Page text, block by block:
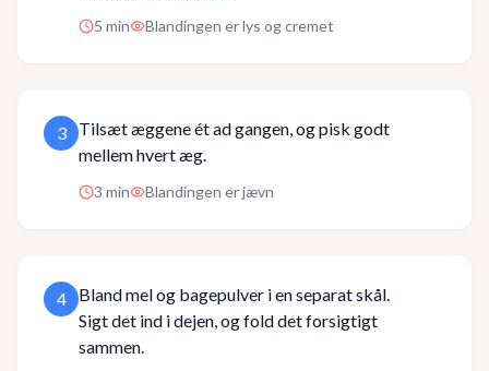
5 min Blandingen er lys og cremet
3
Tilsæt æggene ét ad gangen, og pisk godt
mellem hvert æg.
3 min Blandingen er jævn
4
Bland mel og bagepulver i en separat skål.
Sigt det ind i dejen, og fold det forsigtigt
sammen.